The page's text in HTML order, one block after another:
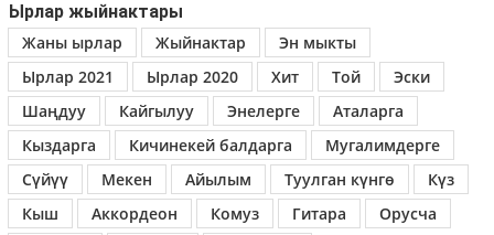
Ырлар жыйнактары
Жаны ырлар
Жыйнактар
Эн мыкты
Ырлар 2021
Ырлар 2020 Хит Той
Эски
Шаңдуу
Кайгылуу Энелерге
Аталарга
Кыздарга
Кичинекей балдарга
Мугалимдерге
Сүйүү
Мекен Айылым Туулган күнгө
Күз
Кыш
Аккордеон Комуз Гитара
Орусча